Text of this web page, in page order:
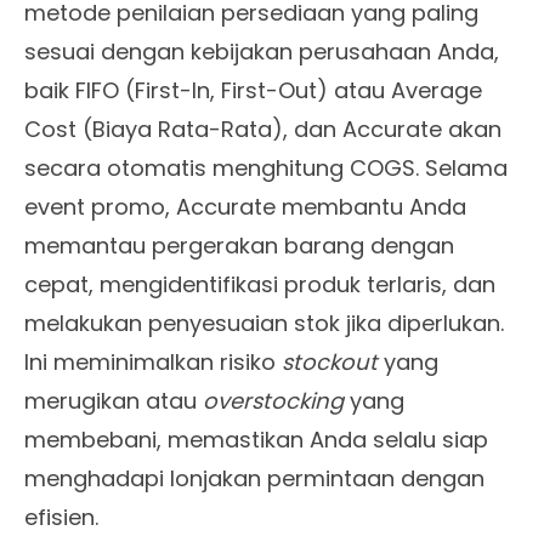
metode penilaian persediaan yang paling
sesuai dengan kebijakan perusahaan Anda,
baik FIFO (First-In, First-Out) atau Average
Cost (Biaya Rata-Rata), dan Accurate akan
secara otomatis menghitung COGS. Selama
event promo, Accurate membantu Anda
memantau pergerakan barang dengan
cepat, mengidentifikasi produk terlaris, dan
melakukan penyesuaian stok jika diperlukan.
Ini meminimalkan risiko stockoutyang
merugikan atau overstockingyang
membebani, memastikan Anda selalu siap
menghadapi lonjakan permintaan dengan
efisien.